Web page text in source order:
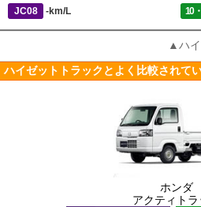
JC08 -km/L 10
▲ハ
ハイゼットトラックとよく比較されて
ホンダ
アクティトラ